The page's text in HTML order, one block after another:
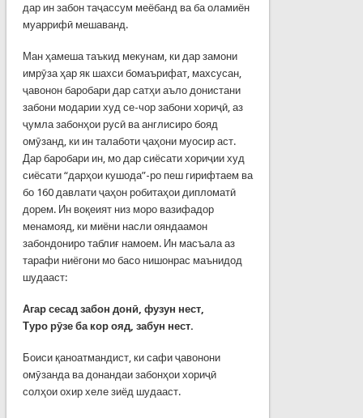
дар ин забон таҷассум меёбанд ва ба оламиён
муаррифӣ мешаванд.
Ман ҳамеша таъкид мекунам, ки дар замони
имрӯза ҳар як шахси бомаърифат, махсусан,
ҷавонон баробари дар сатҳи аъло донистани
забони модарии худ се-чор забони хориҷӣ, аз
ҷумла забонҳои русӣ ва англисиро бояд
омӯзанд, ки ин талаботи ҷаҳони муосир аст.
Дар баробари ин, мо дар сиёсати хориҷии худ
сиёсати “дарҳои кушода”-ро пеш гирифтаем ва
бо 160 давлати ҷаҳон робитаҳои дипломатӣ
дорем. Ин воқеият низ моро вазифадор
менамояд, ки миёни насли ояндаамон
забондониро таблиғ намоем. Ин масъала аз
тарафи ниёгони мо басо нишонрас маънидод
шудааст:
Агар сесад забон донӣ, фузун нест,
Туро рӯзе ба кор ояд, забун нест.
Боиси қаноатмандист, ки сафи ҷавонони
омӯзанда ва донандаи забонҳои хориҷӣ
солҳои охир хеле зиёд шудааст.